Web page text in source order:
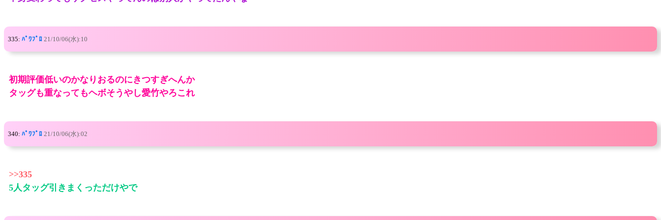
335: ﾊﾟﾜﾌﾟﾛ 21/10/06(水):10
初期評価低いのかなりおるのにきつすぎへんか
タッグも重なってもヘボそうやし愛竹やろこれ
340: ﾊﾟﾜﾌﾟﾛ 21/10/06(水):02
>>335
5人タッグ引きまくっただけやで